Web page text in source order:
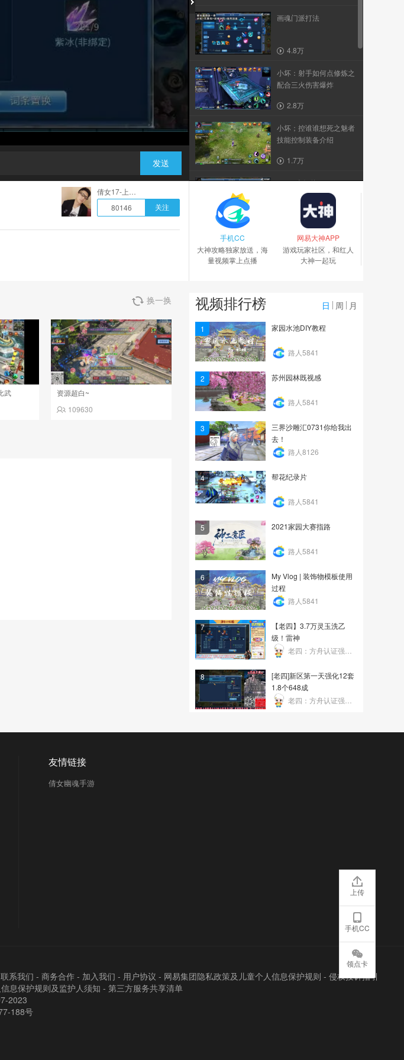
发送
画魂门派打法
4.8万
小坏：射手如何点修炼之
配合三火伤害爆炸
2.8万
小坏；控谁谁想死之魅者
技能控制装备介绍
1.7万
CC17上好佳20180927-3
7700
小坏：魅者如何点修炼之
必点基础与发展走向
类性格的宝宝射手在也...
1.4万
小坏：魅者选宝宝很关
键，有了它边控边输出
1.4万
80146
关注
手机CC
大神攻略独家放送，海
量视频掌上点播
网易大神APP
游戏玩家社区，和红人
大神一起玩
换一换
武
资源超白~
109630
视频排行榜 日 周 月
1 家园水池DIY教程
路人5841
2 苏州园林既视感
路人5841
3
三界沙雕汇0731你给我出
去！
路人8126
4 帮花纪录片
路人5841
5 2021家园大赛指路
路人5841
6
My Vlog | 装饰物模板使用
过程
路人5841
7
【老四】3.7万灵玉洗乙
级！雷神
8
[老四]新区第一天强化12套
1.8个648成
友情链接
倩女幽魂手游
联系我们 - 商务合作 - 加入我们 - 用户协议 - 网易集团隐私政策及儿童个人信息保护规则 - 侵权投诉指引
息保护规则及监护人须知 - 第三方服务共享清单
2023
188号
上传
手机CC
领点卡